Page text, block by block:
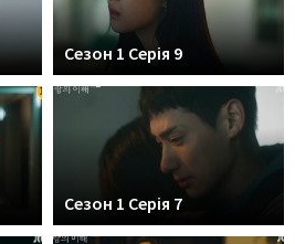
Сезон 1 Серія 9
Сезон 1 Серія 7